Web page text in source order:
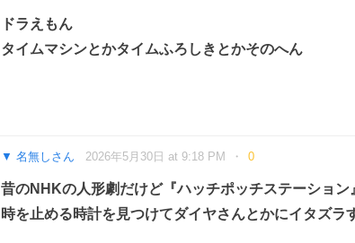
ドラえもん
タイムマシンとかタイムふろしきとかそのへん
名無しさん 2026年5月30日 at 9:18 PM 0
昔のNHKの人形劇だけど『ハッチポッチステーショ
時を止める時計を見つけてダイヤさんとかにイタズラ